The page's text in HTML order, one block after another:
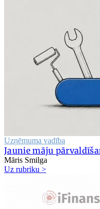
Uzņēmuma vadība
Jaunie māju
Māris Smilga
Uz rubriku >